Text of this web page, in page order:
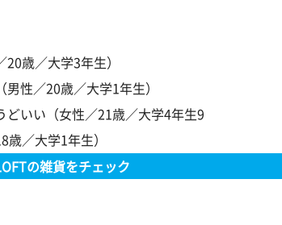
20歳／大学3年生）
男性／20歳／大学1年生）
どいい（女性／21歳／大学4年生9
歳／大学1年生）
LOFTの雑貨をチェック